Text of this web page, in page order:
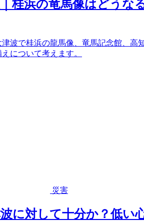
桂浜の竜馬像はどうな
波で桂浜の龍馬像、竜馬記念館、高
について考えます。
災害
に対して十分か？低い